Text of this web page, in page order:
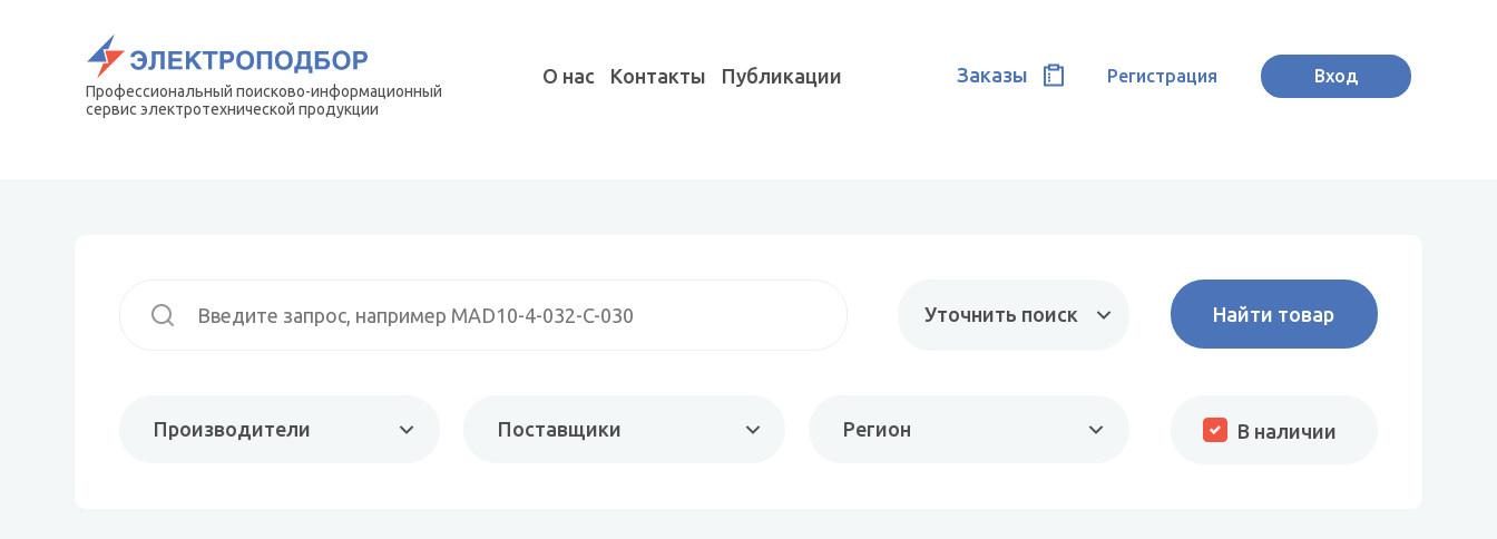
Профессиональный поисково-информационный
сервис электротехнической продукции
О нас Контакты Публикации Заказы Регистрация Вход
Уточнить поиск
Производители Поставщики Регион В наличии